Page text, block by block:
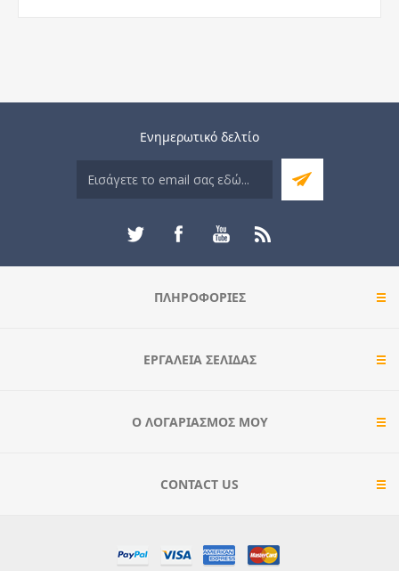
Ενημερωτικό δελτίο
ΠΛΗΡΟΦΟΡΊΕΣ
ΕΡΓΑΛΕΊΑ ΣΕΛΊΔΑΣ
Ο ΛΟΓΑΡΙΑΣΜΌΣ ΜΟΥ
CONTACT US